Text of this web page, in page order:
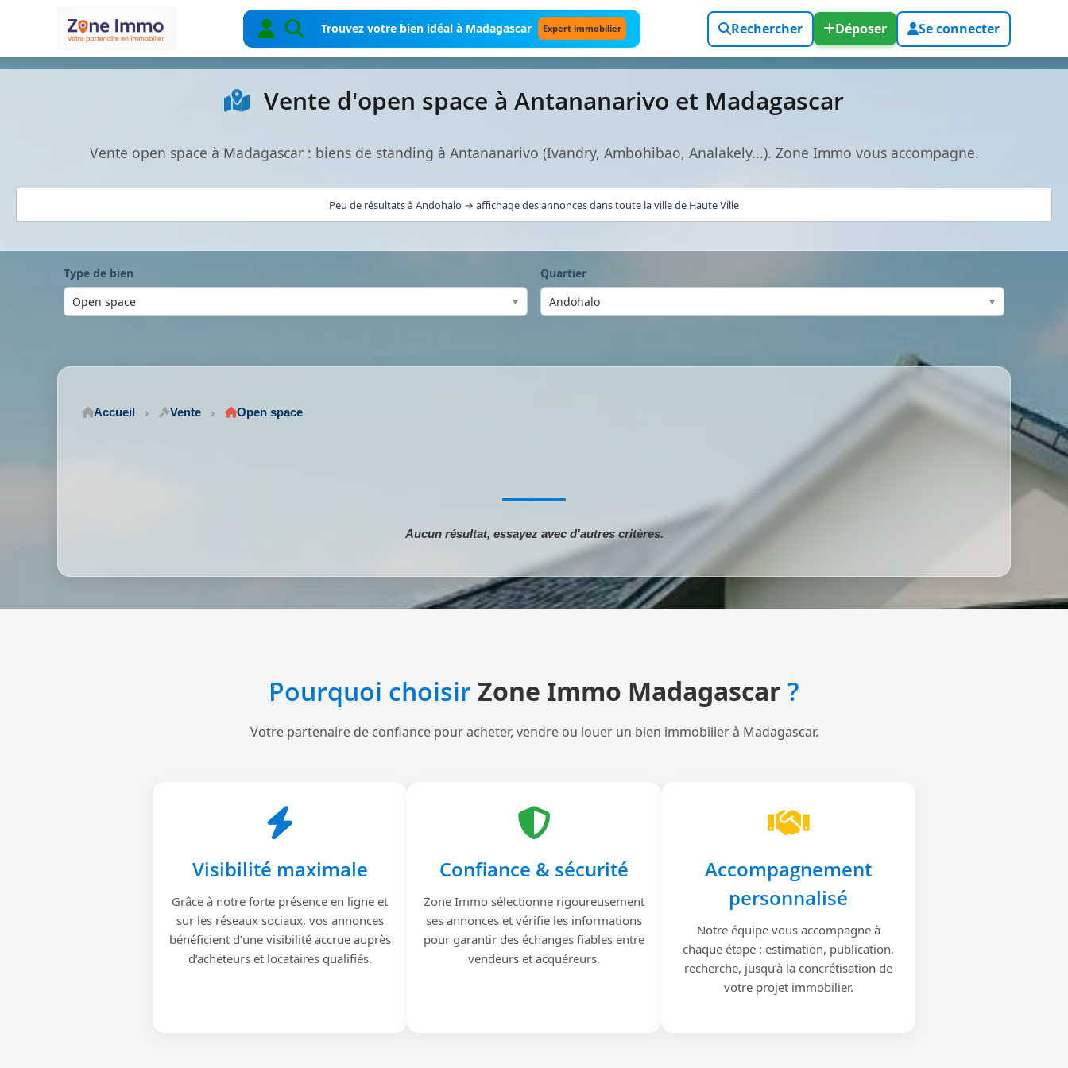
Trouvez votre bien idéal à Madagascar Expert immobilier Rechercher Déposer Se connecter
Vente d'open space à Antananarivo et Madagascar
Vente open space à Madagascar : biens de standing à Antananarivo (Ivandry, Ambohibao, Analakely...). Zone Immo vous accompagne.
Peu de résultats à Andohalo → affichage des annonces dans toute la ville de Haute Ville
Type de bien Quartier
Accueil Vente Open space
Aucun résultat, essayez avec d'autres critères.
Pourquoi choisirZone Immo Madagascar ?
Votre partenaire de confiance pour acheter, vendre ou louer un bien immobilier à Madagascar.
Visibilité maximale
Grâce à notre forte présence en ligne et
sur les réseaux sociaux, vos annonces
bénéficient d’une visibilité accrue auprès
d’acheteurs et locataires qualifiés.
Confiance & sécurité
Zone Immo sélectionne rigoureusement
ses annonces et vérifie les informations
pour garantir des échanges fiables entre
vendeurs et acquéreurs.
Accompagnement
personnalisé
Notre équipe vous accompagne à
chaque étape : estimation, publication,
recherche, jusqu’à la concrétisation de
votre projet immobilier.